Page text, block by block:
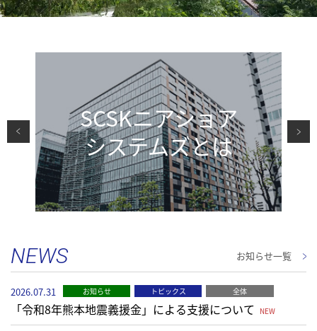
SCSKニアショア
システムズとは
NEWS お知らせ一覧
2026.07.31 お知らせ トピックス 全体
「令和8年熊本地震義援金」による支援について NEW